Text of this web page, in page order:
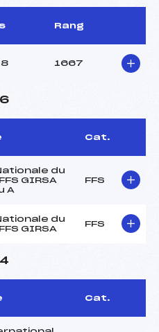
Rang
1667
Cat.
du
GIRSA
A
FFS
du
GIRSA
FFS
Cat.